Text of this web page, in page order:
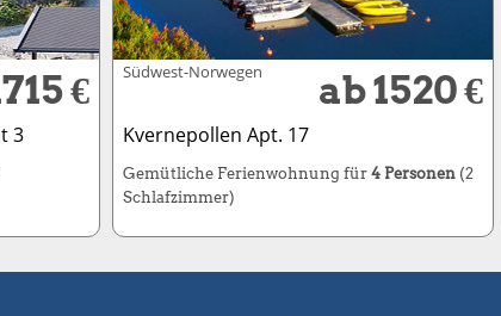
€
3
Südwest-Norwegen ab 1520 €
Kvernepollen Apt. 17
Gemütliche Ferienwohnung für 4 Personen (2
Schlafzimmer)